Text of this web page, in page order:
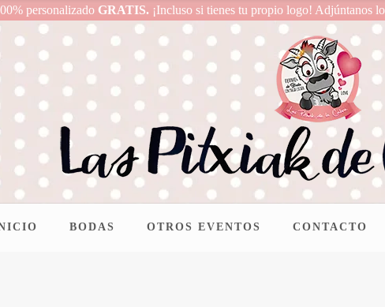
personalizado GRATIS. ¡Incluso si tienes tu propio logo! Adjúntanos
BODAS OTROS EVENTOS CONTACTO